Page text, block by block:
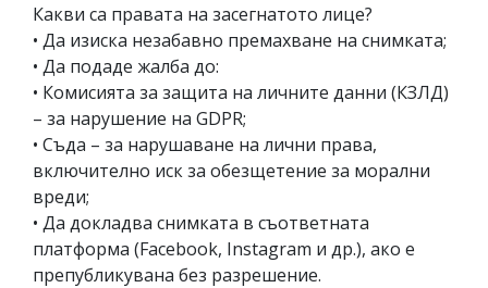
Какви са правата на засегнатото лице?
• Да изиска незабавно премахване на снимката;
• Да подаде жалба до:
• Комисията за защита на личните данни (КЗЛД)
– за нарушение на GDPR;
• Съда – за нарушаване на лични права,
включително иск за обезщетение за морални
вреди;
• Да докладва снимката в съответната
платформа (Facebook, Instagram и др.), ако е
препубликувана без разрешение.